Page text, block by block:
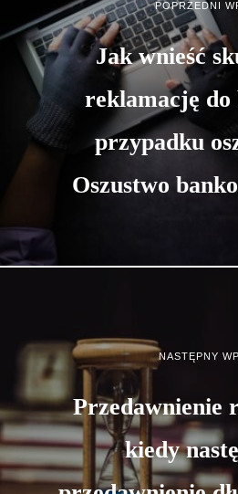
POPRZEDNI
Jak wnieść
reklamację do
przypadku
Oszustwo
NASTĘPNY
Przedawnienie
kiedy